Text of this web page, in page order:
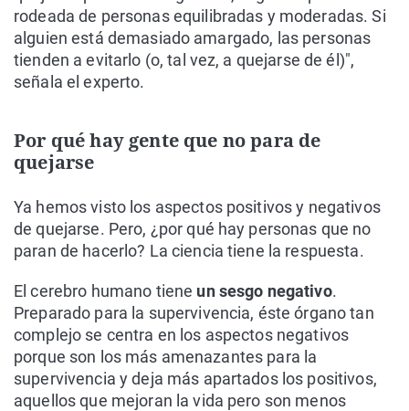
rodeada de personas equilibradas y moderadas. Si
alguien está demasiado amargado, las personas
tienden a evitarlo (o, tal vez, a quejarse de él)",
señala el experto.
Por qué hay gente que no para de
quejarse
Ya hemos visto los aspectos positivos y negativos
de quejarse. Pero, ¿por qué hay personas que no
paran de hacerlo? La ciencia tiene la respuesta.
El cerebro humano tiene un sesgo negativo.
Preparado para la supervivencia, éste órgano tan
complejo se centra en los aspectos negativos
porque son los más amenazantes para la
supervivencia y deja más apartados los positivos,
aquellos que mejoran la vida pero son menos